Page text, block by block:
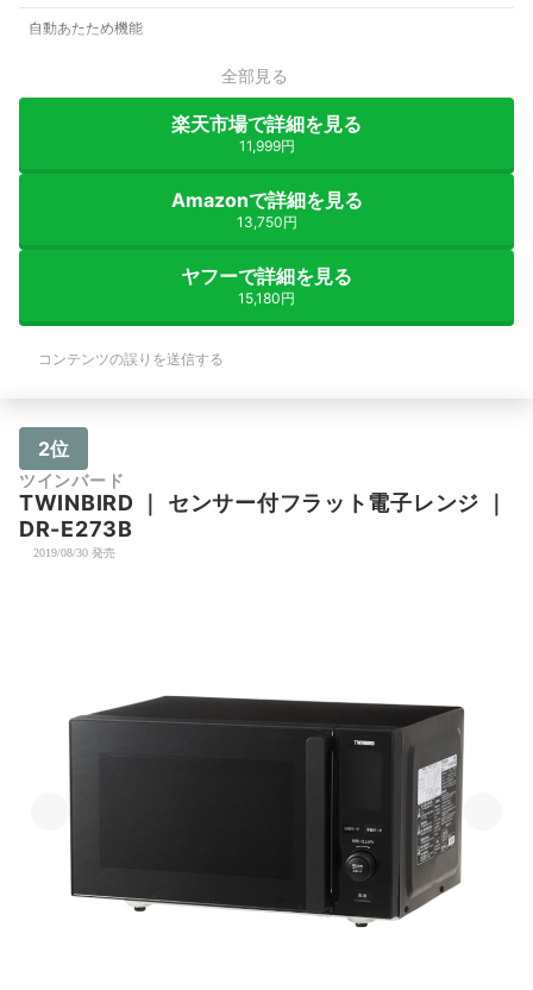
自動あたため機能
全部見る
楽天市場で詳細を見る
11,999円
Amazonで詳細を見る
13,750円
ヤフーで詳細を見る
15,180円
コンテンツの誤りを送信する
2位
ツインバード
TWINBIRD ｜ センサー付フラット電子レンジ ｜
DR-E273B
2019/08/30 発売